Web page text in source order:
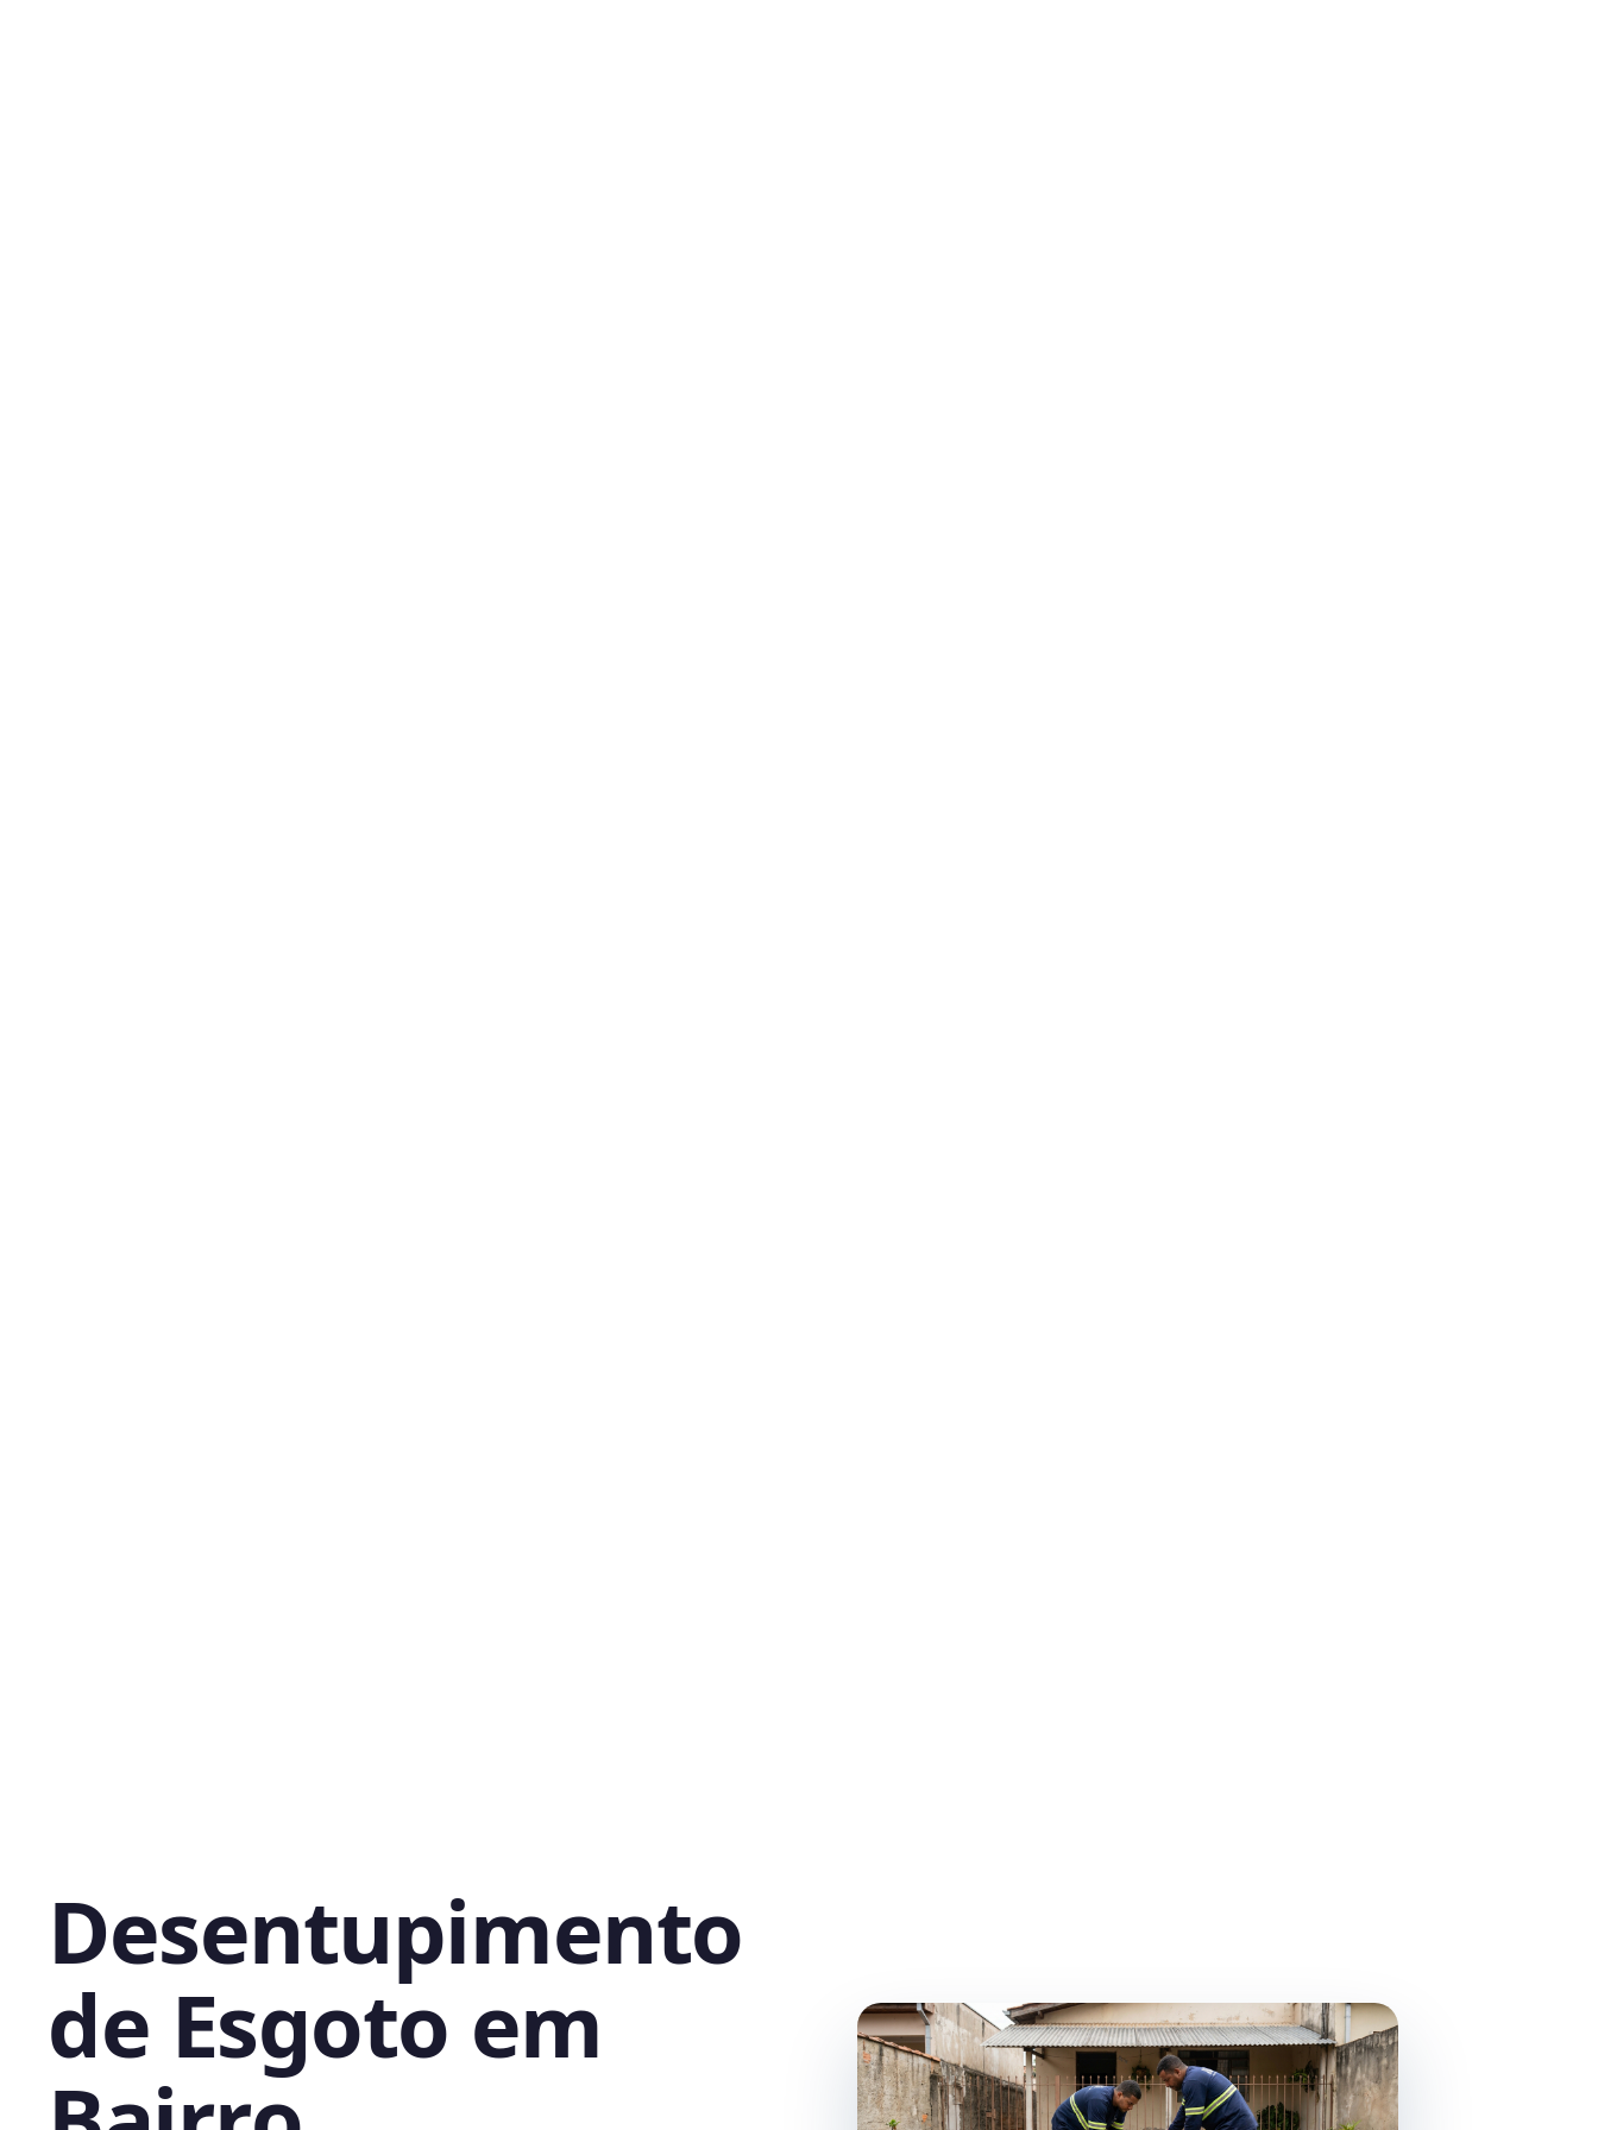
Desentupimento
de Esgoto em